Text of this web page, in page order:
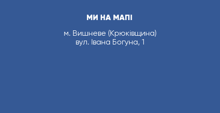
м. Вишневе (Крюківщина)
вул. Івана Богуна, 1
МИ НА МАПІ